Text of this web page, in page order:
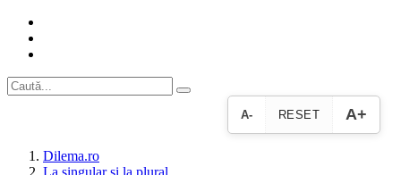
A- RESET A+
Dilema.ro
La singular si la plural